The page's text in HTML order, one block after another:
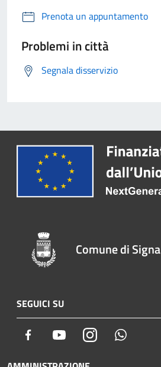
Prenota un appuntamento
Problemi in città
Segnala disservizio
Comune di Signa
SEGUICI SU
Facebook YoutubeInstagram